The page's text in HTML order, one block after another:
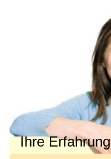
Ihre Erfahrung